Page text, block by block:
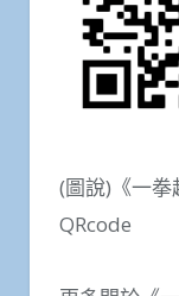
(圖說)《一
QRcode